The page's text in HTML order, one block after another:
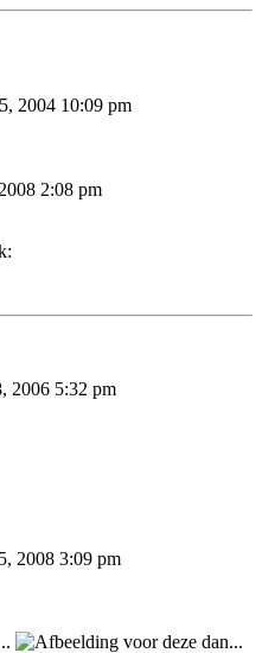
2004 10:09 pm
2:08 pm
2006 5:32 pm
2008 3:09 pm
voor deze dan...